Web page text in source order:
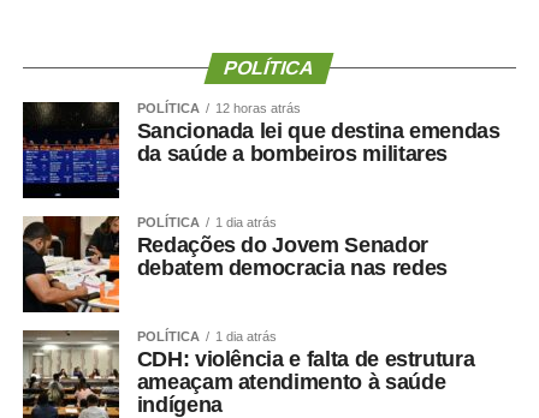
realizados com responsabilidade, transparência e
igualdade de oportunidades para todos os candidatos.
COMENTE ABAIXO:
WhatsApp
Facebook
POLÍTICA
POLÍTICA 12 horas atrás
Sancionada lei que destina emendas
da saúde a bombeiros militares
POLÍTICA 1 dia atrás
Redações do Jovem Senador
debatem democracia nas redes
POLÍTICA 1 dia atrás
CDH: violência e falta de estrutura
ameaçam atendimento à saúde
indígena